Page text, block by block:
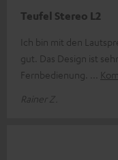
Teufel Stereo L2
Ich bin mit den
gut. Das Design ist
Fernbedienung.
Rainer Z.